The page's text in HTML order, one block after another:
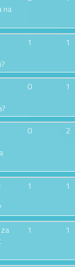
na
1 1
0 1
0 2
1 1
1 1